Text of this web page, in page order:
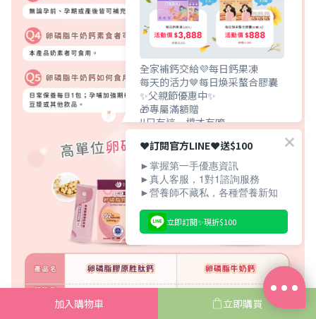
加入購物車 立即購買
全家補鈣交給💜每日鈣果凍
每天的活力🤎每日煥采螯合膠囊
✨父親節優惠中✨
🎁專屬滿額贈
‼️只有這一檔才有唷
❤️訂閱官方LINE❤️送$100
►掌握第一手優惠資訊
►真人客服，1對1諮詢服務
►營養師不藏私，各種營養新知
立即訂閱✨現折$100